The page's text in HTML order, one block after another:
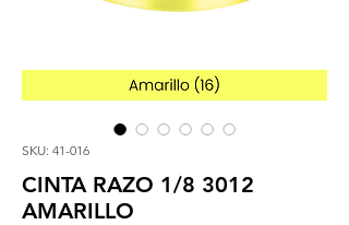
SKU: 41-016
CINTA RAZO 1/8 3012
AMARILLO